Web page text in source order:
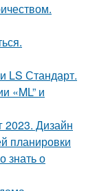
LS Стандарт.
«ML” и
2023. Дизайн
планировки
знать о